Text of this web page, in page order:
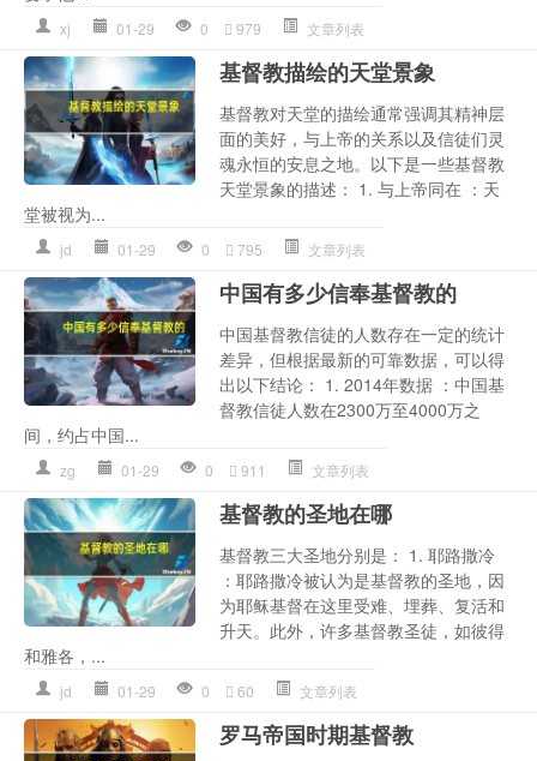
xj 01-29 0 979 文章列表
基督教描绘的天堂景象
基督教对天堂的描绘通常强调其精神层
面的美好，与上帝的关系以及信徒们灵
魂永恒的安息之地。以下是一些基督教
天堂景象的描述： 1. 与上帝同在 ：天
堂被视为...
jd 01-29 0 795 文章列表
中国有多少信奉基督教的
中国基督教信徒的人数存在一定的统计
差异，但根据最新的可靠数据，可以得
出以下结论： 1. 2014年数据 ：中国基
督教信徒人数在2300万至4000万之
间，约占中国...
zg 01-29 0 911 文章列表
基督教的圣地在哪
基督教三大圣地分别是： 1. 耶路撒冷
：耶路撒冷被认为是基督教的圣地，因
为耶稣基督在这里受难、埋葬、复活和
升天。此外，许多基督教圣徒，如彼得
和雅各，...
jd 01-29 0 60 文章列表
罗马帝国时期基督教